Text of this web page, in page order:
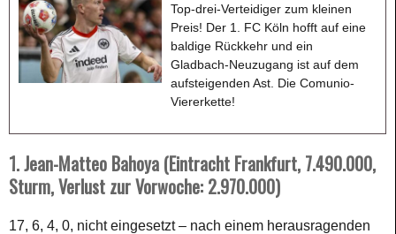
Top-drei-Verteidiger zum kleinen
Preis! Der 1. FC Köln hofft auf eine
baldige Rückkehr und ein
Gladbach-Neuzugang ist auf dem
aufsteigenden Ast. Die Comunio-
Viererkette!
1. Jean-Matteo Bahoya (Eintracht Frankfurt, 7.490.000,
Sturm, Verlust zur Vorwoche: 2.970.000)
17, 6, 4, 0, nicht eingesetzt – nach einem herausragenden